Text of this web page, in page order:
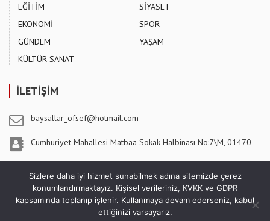
EĞİTİM
EKONOMİ
GÜNDEM
KÜLTÜR-SANAT
SİYASET
SPOR
YAŞAM
İLETİŞİM
baysallar_ofsef@hotmail.com
Cumhuriyet Mahallesi Matbaa Sokak Halbinası No:7\M, 01470
Sizlere daha iyi hizmet sunabilmek adına sitemizde çerez
konumlandırmaktayız. Kişisel verileriniz, KVKK ve GDPR
kapsamında toplanıp işlenir. Kullanmaya devam ederseniz, kabul
ettiğinizi varsayarız.